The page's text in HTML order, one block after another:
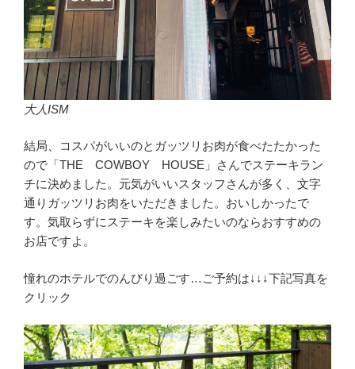
大人ISM
結局、コスパがいいのとガッツリお肉が食べたたかった
ので「THE COWBOY HOUSE」さんでステーキラン
チに決めました。元気がいいスタッフさんが多く、文字
通りガッツリお肉をいただきました。おいしかったで
す。気取らずにステーキを楽しみたいのならおすすめの
お店ですよ。
憧れのホテルでのんびり過ごす…ご予約は↓↓↓下記写真を
クリック